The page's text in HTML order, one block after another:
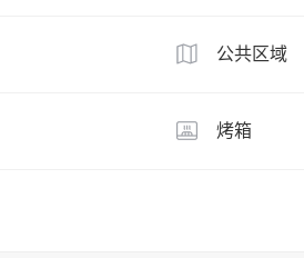
公共区域
烤箱